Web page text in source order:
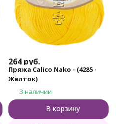
264 руб.
Пряжа Calico Nako - (4285 -
Желток)
В наличии
В корзину